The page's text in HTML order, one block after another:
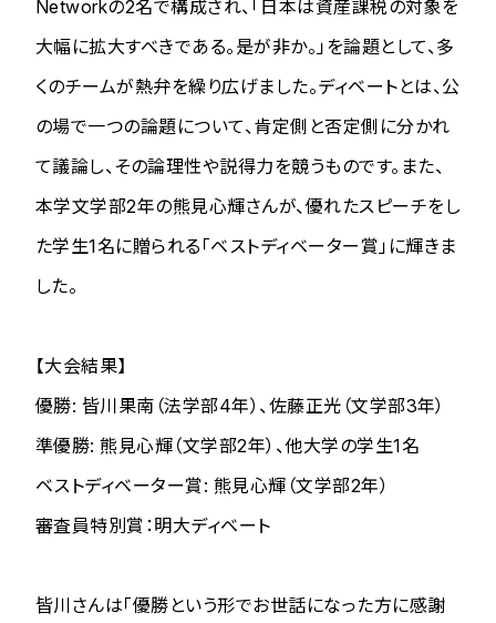
Networkの2名で構成され、「日本は資産課税の対象を
大幅に拡大すべきである。是が非か。」を論題として、多
くのチームが熱弁を繰り広げました。ディベートとは、公
の場で一つの論題について、肯定側と否定側に分かれ
て議論し、その論理性や説得力を競うものです。また、
本学文学部2年の熊見心輝さんが、優れたスピーチをし
た学生1名に贈られる「ベストディベーター賞」に輝きま
した。
【大会結果】
優勝: 皆川果南（法学部4年）、佐藤正光（文学部3年）
準優勝: 熊見心輝（文学部2年）、他大学の学生1名
ベストディベーター賞: 熊見心輝（文学部2年）
審査員特別賞：明大ディベート
皆川さんは「優勝という形でお世話になった方に感謝